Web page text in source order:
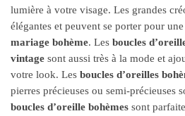
lumière à votre visage. Les grandes
élégantes et peuvent se porter pour
mariage bohème. Les boucles
vintage sont aussi très à la mode et
votre look. Les boucles d’oreilles
pierres précieuses ou semi-précieuses
boucles d’oreille bohèmes sont